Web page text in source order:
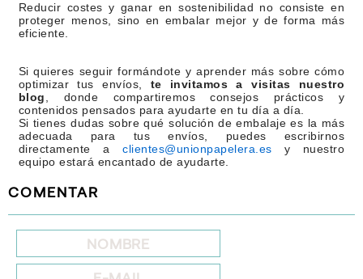
Reducir costes y ganar en sostenibilidad no consiste en
proteger menos, sino en embalar mejor y de forma más
eficiente.
Si quieres seguir formándote y aprender más sobre cómo
optimizar tus envíos, te invitamos a visitas nuestro
blog, donde compartiremos consejos prácticos y
contenidos pensados para ayudarte en tu día a día.
Si tienes dudas sobre qué solución de embalaje es la más
adecuada para tus envíos, puedes escribirnos
directamente a clientes@unionpapelera.es y nuestro
equipo estará encantado de ayudarte.
COMENTAR